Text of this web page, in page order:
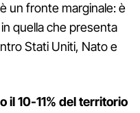
un fronte marginale: è
quella che presenta
Stati Uniti, Nato e
il 10-11% del territorio